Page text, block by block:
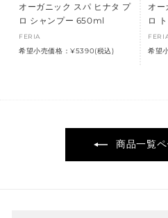
オーガニック スパ ヒナタ プ
ロ シャンプー 650ml
FERIA
希望小売価格：¥5390(税込)
オー
ロ
希望
商品一覧